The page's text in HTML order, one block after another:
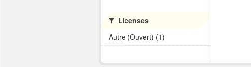
Licenses
Autre (Ouvert) (1)